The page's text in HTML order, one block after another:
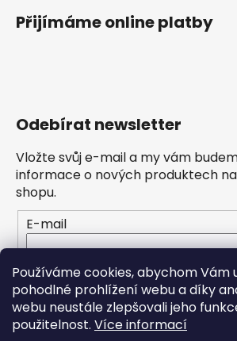
Používáme cookies, abychom Vám
pohodlné prohlížení webu a díky
webu neustále zlepšovali jeho
použitelnost. Více informací
Přijímáme online platby
Odebírat newsletter
Vložte svůj e-mail a my vám
informace o nových produktech
shopu.
E-mail
Vložením e-mailu souhlasíte s
ochrany osobních údajů
PŘIHLÁSIT SE